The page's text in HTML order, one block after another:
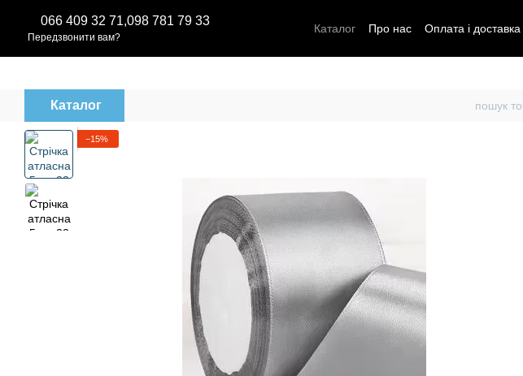
066 409 32 71,098 781 79 33
Передзвонити вам?
Каталог Про нас Оплата і доставка
Каталог
−15%